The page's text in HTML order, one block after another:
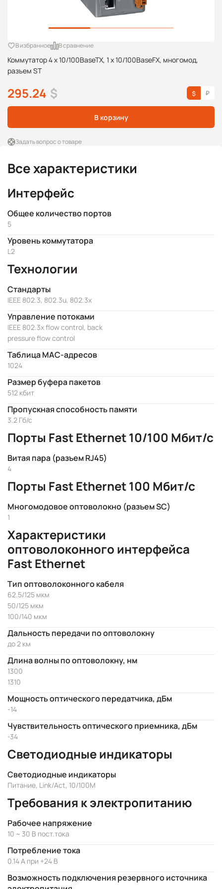
Коммутатор 4 x 10/100BaseTX, 1 x 10/100BaseFX, многомод,
разъем ST
В избранное В сравнение
295.24 $
В корзину
Задать вопрос о товаре
Все характеристики
Интерфейс
Общее количество портов
5
Уровень коммутатора
L2
Технологии
Стандарты
IEEE 802.3, 802.3u, 802.3x
Управление потоками
IEEE 802.3x flow control, back
pressure flow control
Таблица MAC-адресов
1024
Размер буфера пакетов
512 кбит
Пропускная способность памяти
3.2 Гб/с
Порты Fast Ethernet 10/100 Мбит/с
Витая пара (разъем RJ45)
4
Порты Fast Ethernet 100 Мбит/с
Многомодовое оптоволокно (разъем SC)
1
Характеристики
оптоволоконного интерфейса
Fast Ethernet
Тип оптоволоконного кабеля
62.5/125 мкм
50/125 мкм
100/140 мкм
Дальность передачи по оптоволокну
до 2 км
Длина волны по оптоволокну, нм
1300
1310
Мощность оптического передатчика, дБм
-14
Чувствительность оптического приемника, дБм
-34
Светодиодные индикаторы
Светодиодные индикаторы
Питание, Link/Act, 10/100M
Требования к электропитанию
Рабочее напряжение
10 ~ 30 В пост.тока
Потребление тока
0.14 А при +24 В
Возможность подключения резервного источника